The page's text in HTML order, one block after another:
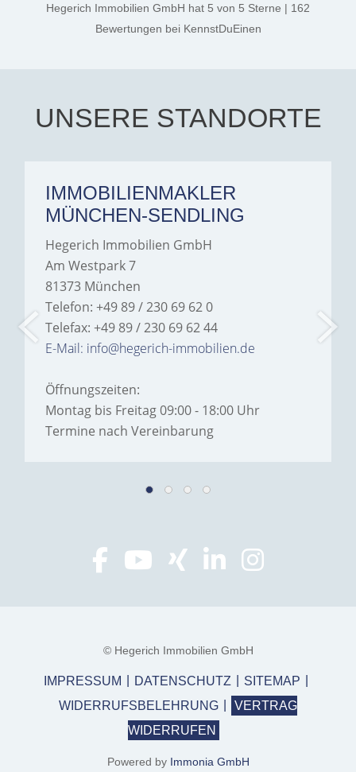
the credit goes to Amelie
Jamrowâ€”she was
exceptionally professional,
Hegerich Immobilien to
anyone looking for a home.
Hegerich Immobilien GmbH hat 5 von 5 Sterne | 162
Bewertungen bei KennstDuEinen
UNSERE STANDORTE
IMMOBILIENMAKLER
MÜNCHEN-SENDLING
Hegerich Immobilien GmbH
Am Westpark 7
81373 München
Telefon: +49 89 / 230 69 62 0
Telefax: +49 89 / 230 69 62 44
E-Mail: info@hegerich-immobilien.de
Öffnungszeiten:
Montag bis Freitag 09:00 - 18:00 Uhr
Termine nach Vereinbarung
© Hegerich Immobilien GmbH
IMPRESSUM DATENSCHUTZ
SITEMAP
WIDERRUFSBELEHRUNG
VERTRAG
WIDERRUFEN
Powered by Immonia GmbH